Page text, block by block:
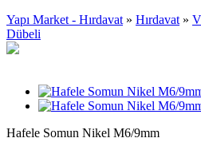
Yapı Market - Hırdavat » Hırdavat »
Dübeli
Hafele Somun Nikel M6/9mm